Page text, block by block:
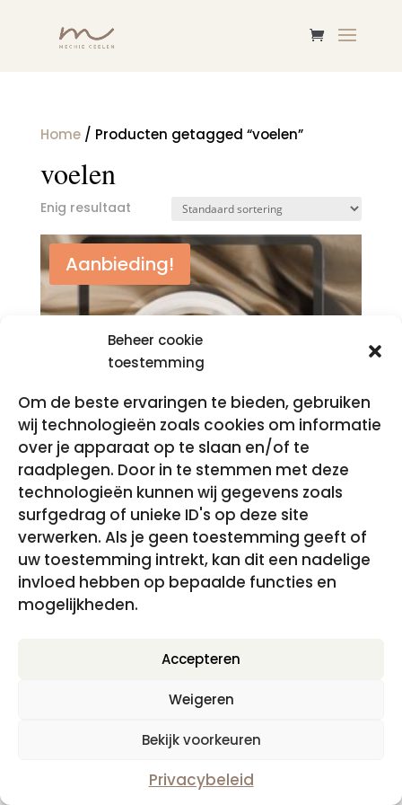
Beheer cookie
toestemming
Om de beste ervaringen te bieden, gebruiken
wij technologieën zoals cookies om informatie
over je apparaat op te slaan en/of te
raadplegen. Door in te stemmen met deze
technologieën kunnen wij gegevens zoals
surfgedrag of unieke ID's op deze site
verwerken. Als je geen toestemming geeft of
uw toestemming intrekt, kan dit een nadelige
invloed hebben op bepaalde functies en
mogelijkheden.
Accepteren
Weigeren
Bekijk voorkeuren
Privacybeleid
Home/ Producten getagged “voelen”
voelen
Enig resultaat
Aanbieding!
Als je weer wilt voelen – hypnomeditatie
€17.95Oorspronkelijke
€0.00Huidige
€0.00.
incl. BTW
Voorwaarden